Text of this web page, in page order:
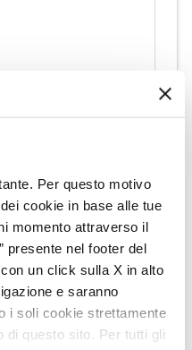
Per questo motivo
cookie in base alle tue
momento attraverso il
presente nel footer del
un click sulla X in alto
e saranno
i soli cookie strettamente
di questo sito. Per tutti gli
di San Silvestro -
Campiglia